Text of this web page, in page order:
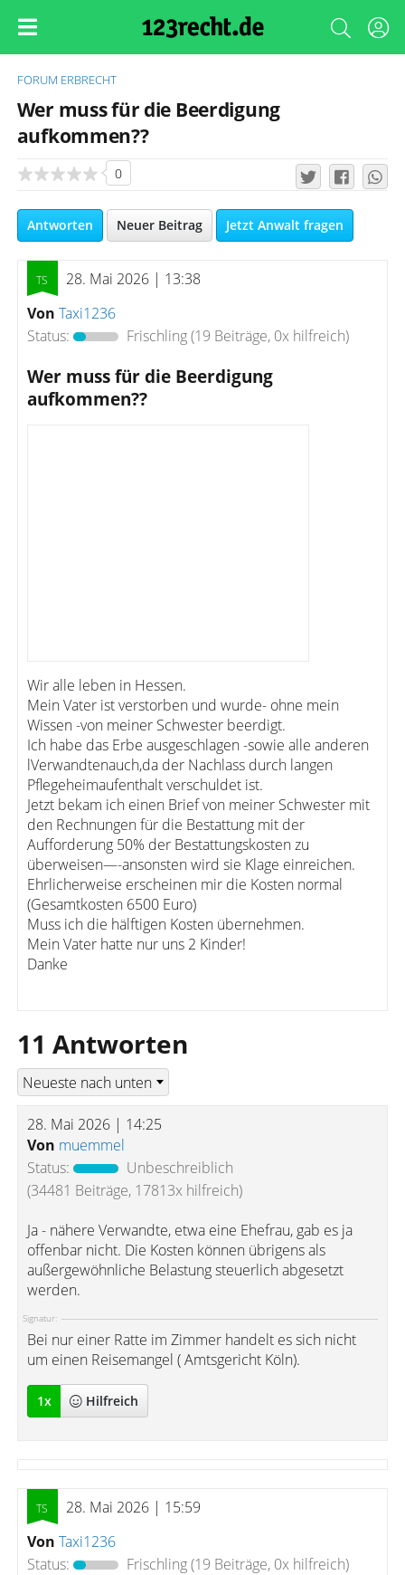
FORUM ERBRECHT
Wer muss für die Beerdigung
aufkommen??
0
Antworten Neuer Beitrag Jetzt Anwalt fragen
28. Mai 2026 | 13:38
Von Taxi1236
Status:
Frischling(19 Beiträge, 0x hilfreich)
Wer muss für die Beerdigung
aufkommen??
Wir alle leben in Hessen.
Mein Vater ist verstorben und wurde- ohne mein
Wissen -von meiner Schwester beerdigt.
Ich habe das Erbe ausgeschlagen -sowie alle anderen
lVerwandtenauch,da der Nachlass durch langen
Pflegeheimaufenthalt verschuldet ist.
Jetzt bekam ich einen Brief von meiner Schwester mit
den Rechnungen für die Bestattung mit der
Aufforderung 50% der Bestattungskosten zu
überweisen—-ansonsten wird sie Klage einreichen.
Ehrlicherweise erscheinen mir die Kosten normal
(Gesamtkosten 6500 Euro)
Muss ich die hälftigen Kosten übernehmen.
Mein Vater hatte nur uns 2 Kinder!
Danke
11 Antworten
28. Mai 2026 | 14:25
Von muemmel
Status:
Unbeschreiblich
(34481 Beiträge, 17813x hilfreich)
Ja - nähere Verwandte, etwa eine Ehefrau, gab es ja
offenbar nicht. Die Kosten können übrigens als
außergewöhnliche Belastung steuerlich abgesetzt
werden.
Signatur:
Bei nur einer Ratte im Zimmer handelt es sich nicht
um einen Reisemangel ( Amtsgericht Köln).
1x Hilfreich
28. Mai 2026 | 15:59
Von Taxi1236
Status:
Frischling(19 Beiträge, 0x hilfreich)